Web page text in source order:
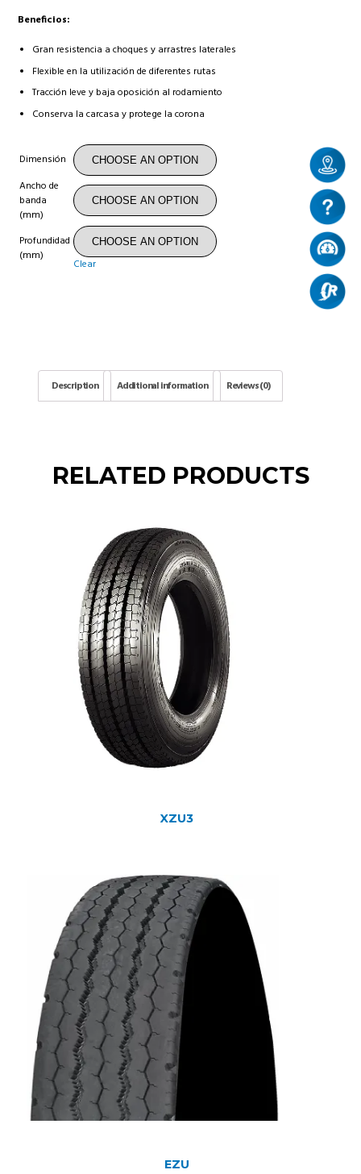
Beneficios:
Gran resistencia a choques y arrastres laterales
Flexible en la utilización de diferentes rutas
Tracción leve y baja oposición al rodamiento
Conserva la carcasa y protege la corona
Dimensión
Ancho de
banda
(mm)
Profundidad
(mm)
Clear
Description Additional information Reviews (0)
RELATED PRODUCTS
XZU3
EZU